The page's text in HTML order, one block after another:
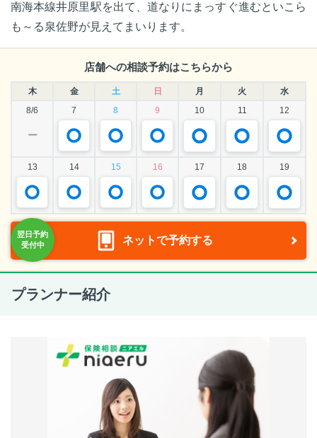
南海本線井原里駅を出て、道なりにまっすぐ進むといこら
も～る泉佐野が見えてまいります。
店舗への相談予約はこちらから
木 金 土 日 月 火
水
8/6
7 8 9 10 11 12
ー
13 14 15 16 17 18 19
ネットで予約する
プランナー紹介